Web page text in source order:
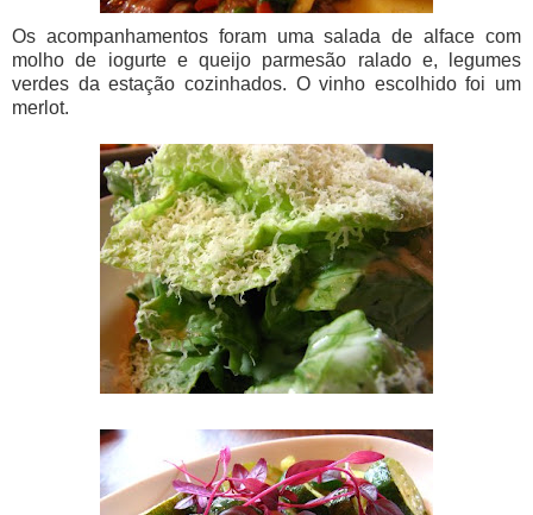
Os acompanhamentos foram uma salada de alface com
molho de iogurte e queijo parmesão ralado e, legumes
verdes da estação cozinhados. O vinho escolhido foi um
merlot.